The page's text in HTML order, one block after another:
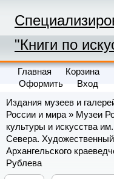
"Книги по
Главная
Корзина
Оформить
Вход
Издания музеев и
России и мира» Музеи
культуры и искусства
Севера.
Архангельского
Рублева